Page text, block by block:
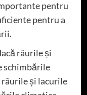
pentru
pentru a
râurile și
schimbările
râurile și lacurile